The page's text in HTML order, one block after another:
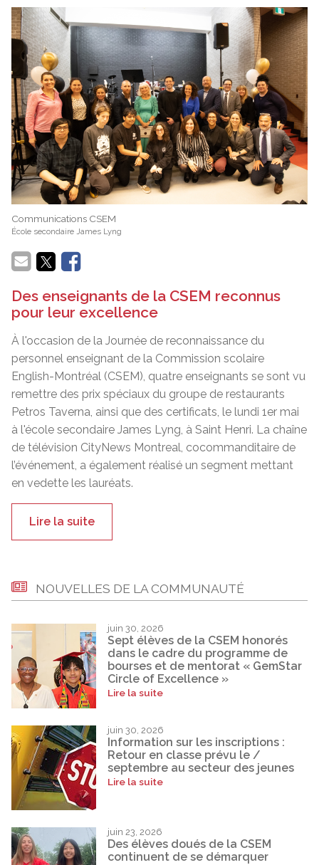
Communications CSEM
École secondaire James Lyng
Des enseignants de la CSEM reconnus
pour leur excellence
À l'occasion de la Journée de reconnaissance du
personnel enseignant de la Commission scolaire
English-Montréal (CSEM), quatre enseignants se sont vu
remettre des prix spéciaux du groupe de restaurants
Petros Taverna, ainsi que des certificats, le lundi 1er mai
à l'école secondaire James Lyng, à Saint Henri. La chaîne
de télévision CityNews Montreal, cocommanditaire de
l’événement, a également réalisé un segment mettant
en vedette les lauréats.
Lire la suite
NOUVELLES DE LA COMMUNAUTÉ
juin 30, 2026
Sept élèves de la CSEM honorés
dans le cadre du programme de
bourses et de mentorat « GemStar
Circle of Excellence »
Lire la suite
juin 30, 2026
Information sur les inscriptions :
Retour en classe prévu le /
septembre au secteur des jeunes
Lire la suite
juin 23, 2026
Des élèves doués de la CSEM
continuent de se démarquer